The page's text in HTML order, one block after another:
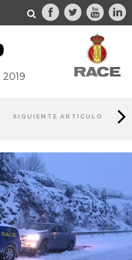
2019
SIGUIENTE ARTÍCULO